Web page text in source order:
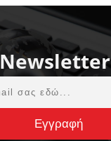
Newsletter